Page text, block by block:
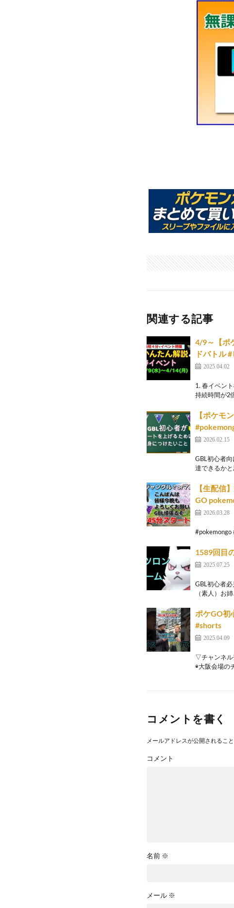
関連する記事
4/9～【ポ
ドバトル
2025.04.02
1. 春イベン
持続時間が2
【ポケモ
2026.02.15
GBL初心者
達できるか
【生配信
GO
2026.03.28
#pokemongo
1589回目
2025.07.25
GBL初心者
（素人）お
ポケGO初
#shorts
2025.04.09
▽チャンネル
◉大阪会場の
コメントを書く
メールアドレスが公開されること
コメント
名前 ※
メール ※